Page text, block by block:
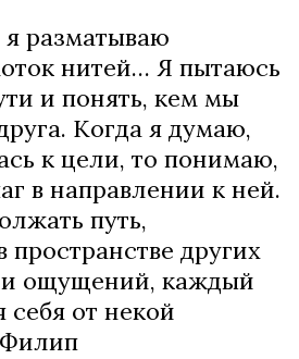
разматываю
нитей… Я пытаюсь
и понять, кем мы
Когда я думаю,
к цели, то понимаю,
в направлении к ней.
путь,
пространстве других
ощущений, каждый
себя от некой